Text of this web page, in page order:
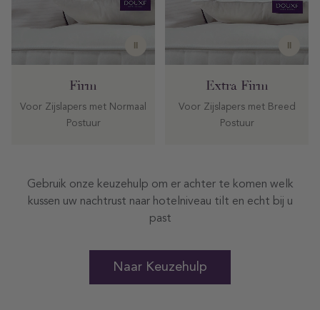
Firm
Voor Zijslapers met Normaal
Postuur
Extra Firm
Voor Zijslapers met Breed
Postuur
Gebruik onze keuzehulp om er achter te komen welk
kussen uw nachtrust naar hotelniveau tilt en echt bij u
past
Naar Keuzehulp